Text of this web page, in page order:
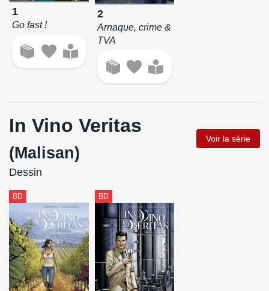
1
Go fast !
2
Arnaque, crime &
TVA
In Vino Veritas
(Malisan)
Voir la série
Dessin
BD BD